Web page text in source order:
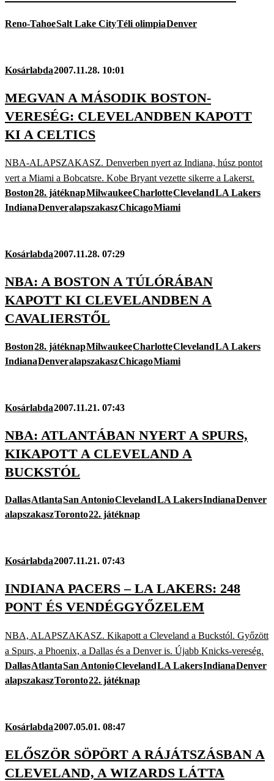
Reno-TahoeSalt Lake CityTéli olimpiaDenver
Kosárlabda2007.11.28. 10:01
MEGVAN A MÁSODIK BOSTON-
VERESÉG: CLEVELANDBEN KAPOTT
KI A CELTICS
NBA-ALAPSZAKASZ. Denverben nyert az Indiana, húsz pontot
vert a Miami a Bobcatsre. Kobe Bryant vezette sikerre a Lakerst.
Boston28. játéknapMilwaukeeCharlotteClevelandLA Lakers
IndianaDenveralapszakaszChicagoMiami
Kosárlabda2007.11.28. 07:29
NBA: A BOSTON A TÚLÓRÁBAN
KAPOTT KI CLEVELANDBEN A
CAVALIERSTŐL
Boston28. játéknapMilwaukeeCharlotteClevelandLA Lakers
IndianaDenveralapszakaszChicagoMiami
Kosárlabda2007.11.21. 07:43
NBA: ATLANTÁBAN NYERT A SPURS,
KIKAPOTT A CLEVELAND A
BUCKSTÓL
DallasAtlantaSan AntonioClevelandLA LakersIndianaDenver
alapszakaszToronto22. játéknap
Kosárlabda2007.11.21. 07:43
INDIANA PACERS – LA LAKERS: 248
PONT ÉS VENDÉGGYŐZELEM
NBA, ALAPSZAKASZ. Kikapott a Cleveland a Buckstól. Győzött
a Spurs, a Phoenix, a Dallas és a Denver is. Újabb Knicks-vereség.
DallasAtlantaSan AntonioClevelandLA LakersIndianaDenver
alapszakaszToronto22. játéknap
Kosárlabda2007.05.01. 08:47
ELŐSZÖR SÖPÖRT A RÁJÁTSZÁSBAN A
CLEVELAND, A WIZARDS LÁTTA